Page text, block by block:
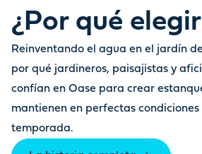
¿Por qué
Reinventando el agua en el jardín
por qué jardineros, paisajistas y
confían en Oase para crear
mantienen en perfectas
temporada.